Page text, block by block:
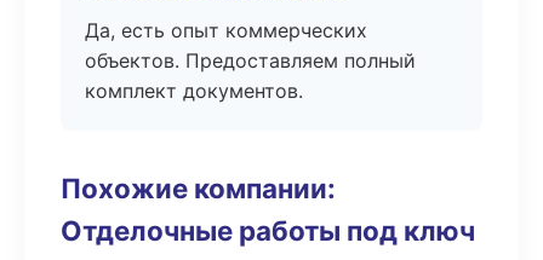
Да, есть опыт коммерческих
объектов. Предоставляем полный
комплект документов.
Похожие компании:
Отделочные работы под ключ